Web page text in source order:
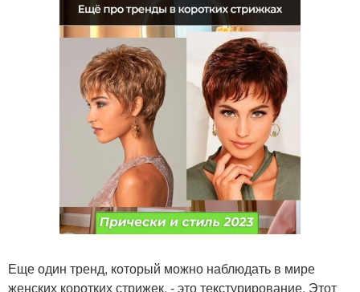
Еще один тренд, который можно наблюдать в мире
женских коротких стрижек, - это текстурирование. Этот